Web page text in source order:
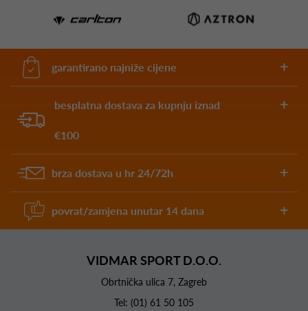
garantirano najniže cijene
besplatna dostava za kupnju iznad
€100
brza dostava u hr 24/72h
povrat/zamjena unutar 14 dana
VIDMAR SPORT D.O.O.
Obrtnička ulica 7, Zagreb
Tel: (01) 61 50 105